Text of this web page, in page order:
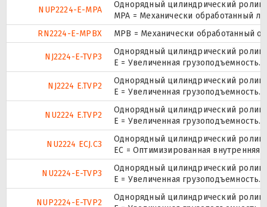
NUP2224-E-MPA
Однорядный цилиндрический
MPA = Механически обработанный
RN2224-E-MPBX
MPB = Механически обработанный
NJ2224-E-TVP3
Однорядный цилиндрический
E = Увеличенная
NJ2224 E.TVP2
Однорядный цилиндрический
E = Увеличенная
NU2224 E.TVP2
Однорядный цилиндрический
E = Увеличенная
NU2224 ECJ.C3
Однорядный цилиндрический
EC = Оптимизированная
NU2224-E-TVP3
Однорядный цилиндрический
E = Увеличенная
NUP2224-E-TVP2
Однорядный цилиндрический